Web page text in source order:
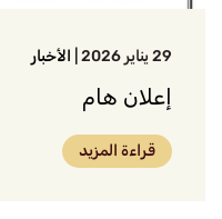
29 يناير 2026 الأخبار
إعلان هام
قراءة المزيد